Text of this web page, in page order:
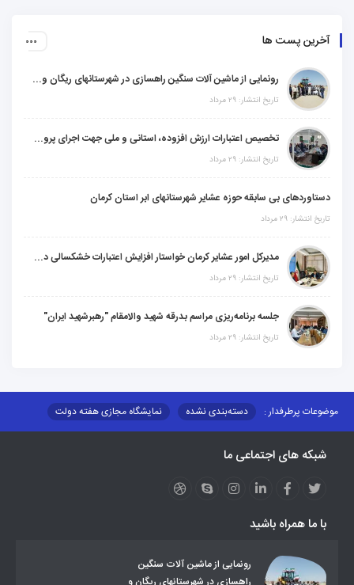
آخرین پست ها
رونمایی از ماشین آلات سنگین راهسازی در شهرستانهای ریگان و گنبکی
تاریخ انتشار: ۲۹ مرداد
تخصیص اعتبارات ارزش افزوده، استانی و ملی جهت اجرای پروژه‌های عمرانی در شهرستان گنبکی
تاریخ انتشار: ۲۹ مرداد
دستاوردهای بی سابقه حوزه عشایر شهرستانهای ابر استان کرمان
تاریخ انتشار: ۲۹ مرداد
مدیرکل امور عشایر کرمان خواستار افزایش اعتبارات خشکسالی در سال جدید شد
تاریخ انتشار: ۲۹ مرداد
جلسه برنامه‌ریزی مراسم بدرقه شهید والامقام "رهبرشهید ایران"
تاریخ انتشار: ۲۹ مرداد
موضوعات پرطرفدار : دسته‌بندی نشده
نمایشگاه مجازی هفته دولت
مزایدات و مناقصات
محتوای کانون توسعه
عملکردها
عشایر استان
طرح و برنامه
روند ساماندهی عشایر داوطلب اسکان
تشکیلات اداری
شبکه های اجتماعی ما
با ما همراه باشید
رونمایی از ماشین آلات سنگین